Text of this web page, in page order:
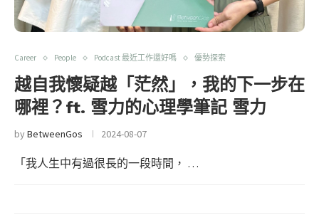
Career People Podcast 最近工作還好嗎 優勢探索
越自我懷疑越「茫然」，我的下一步在
哪裡？ft. 雪力的心理學筆記 雪力
byBetweenGos 2024-08-07
「我人生中有過很長的一段時間， …